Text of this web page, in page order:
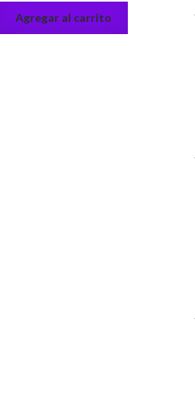
Agregar al carrito